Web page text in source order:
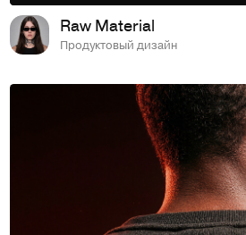
Raw Material
Продуктовый дизайн